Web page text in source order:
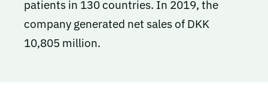
patients in 130 countries. In 2019, the
company generated net sales of DKK
10,805 million.